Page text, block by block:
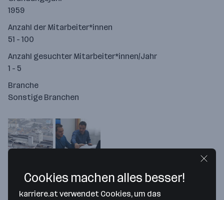
1959
Anzahl der Mitarbeiter*innen
51 - 100
Anzahl gesuchter Mitarbeiter*innen/Jahr
1 - 5
Branche
Sonstige Branchen
Cookies machen alles besser!
karriere.at verwendet Cookies, um das